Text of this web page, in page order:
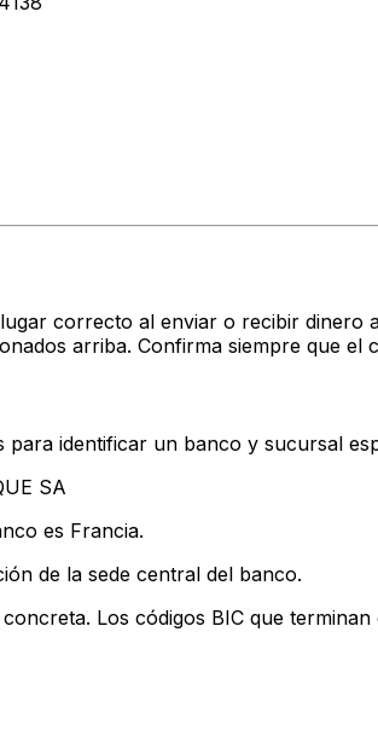
correcto al enviar o recibir dinero
arriba. Confirma siempre que el
identificar un banco y sucursal
SA
es Francia.
de la sede central del banco.
Los códigos BIC que